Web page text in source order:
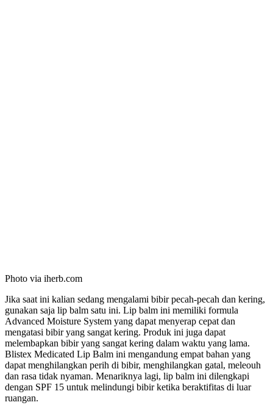
Photo via iherb.com
Jika saat ini kalian sedang mengalami bibir pecah-pecah dan kering,
gunakan saja lip balm satu ini. Lip balm ini memiliki formula
Advanced Moisture System yang dapat menyerap cepat dan
mengatasi bibir yang sangat kering. Produk ini juga dapat
melembapkan bibir yang sangat kering dalam waktu yang lama.
Blistex Medicated Lip Balm ini mengandung empat bahan yang
dapat menghilangkan perih di bibir, menghilangkan gatal, meleouh
dan rasa tidak nyaman. Menariknya lagi, lip balm ini dilengkapi
dengan SPF 15 untuk melindungi bibir ketika beraktifitas di luar
ruangan.